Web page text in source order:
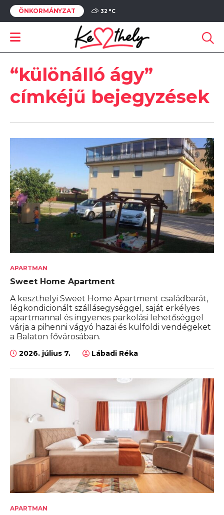
ÖNKORMÁNYZAT 32 °C
“különálló ágy”
címkéjű bejegyzések
APARTMAN
Sweet Home Apartment
A keszthelyi Sweet Home Apartment családbarát,
légkondicionált szállásegységgel, saját erkélyes
apartmannal és ingyenes parkolási lehetőséggel
várja a pihenni vágyó hazai és külföldi vendégeket
a Balaton fővárosában.
2026. július 7. Lábadi Réka
APARTMAN